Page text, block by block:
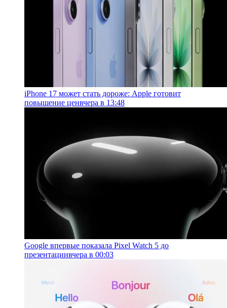
iPhone 17 может стать дороже: Apple готовит
повышение ценвчера в 13:48
Google впервые показала Pixel Watch 5 до
презентациивчера в 00:03